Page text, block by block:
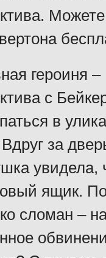
героиня
с
в
за
увидела,
ящик.
сломан –